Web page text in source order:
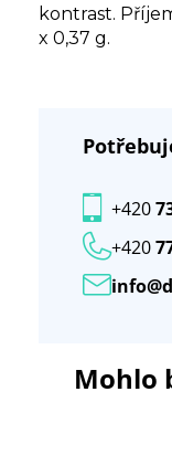
kontrast.
x 0,37 g.
+420
+420
Mohlo